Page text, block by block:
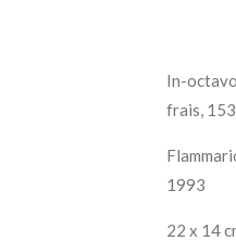
In-
frais,
1993
22 x 14